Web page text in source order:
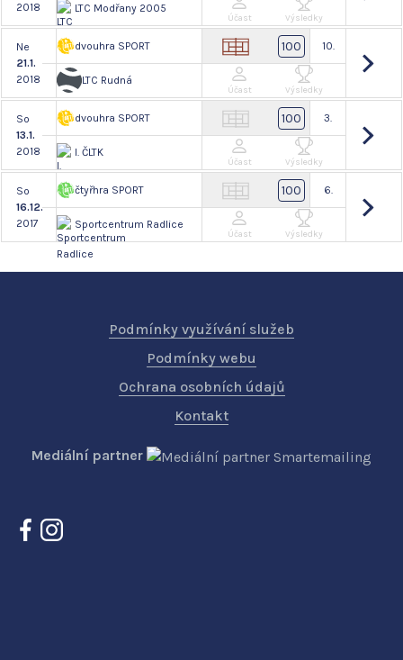
2018
LTC Modřany 2005
Účast Výsledky
Ne
21.1.
2018
dvouhra SPORT
LTC Rudná
100 10.
Účast Výsledky
So
13.1.
2018
dvouhra SPORT
I. ČLTK
100 3.
Účast Výsledky
So
16.12.
2017
čtyřhra SPORT
Sportcentrum Radlice
100 6.
Účast Výsledky
Podmínky využívání služeb
Podmínky webu
Ochrana osobních údajů
Kontakt
Mediální partner